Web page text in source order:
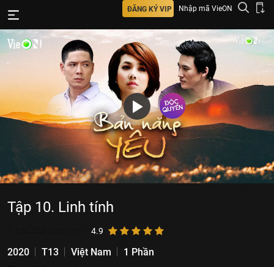
ĐĂNG KÝ VIP Nhập mã VieON
Tập 10. Linh tính
4.9
2020 T13 Việt Nam
1 Phần